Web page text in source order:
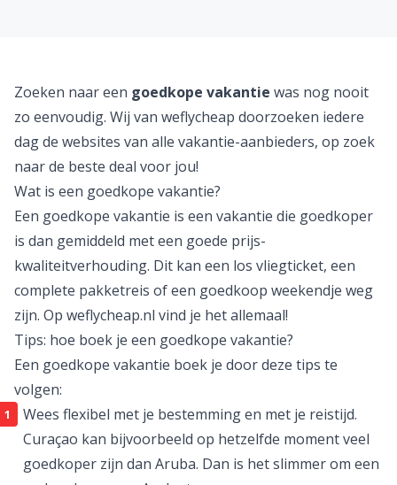
Een live update vanuit Dubai
laad meer blogs
Failed to load
Zoeken naar een goedkope vakantie was nog nooit
zo eenvoudig. Wij van weflycheap doorzoeken iedere
dag de websites van alle vakantie-aanbieders, op zoek
naar de beste deal voor jou!
Wat is een goedkope vakantie?
Een goedkope vakantie is een vakantie die goedkoper
is dan gemiddeld met een goede prijs-
kwaliteitverhouding. Dit kan een los vliegticket, een